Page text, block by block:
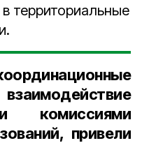
территориальные
комиссиями
привели